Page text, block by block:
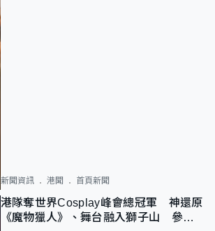
新聞資訊 港聞 首頁新聞
港隊奪世界Cosplay峰會總冠軍 神還原
《魔物獵人》、舞台融入獅子山 參賽